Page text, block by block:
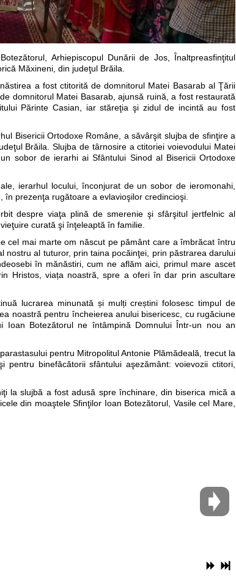
Arhiepiscopul Dunării de Jos, Înaltpreasfinţitul
Măxineni, din judeţul Brăila.
a fost ctitorită de domnitorul Matei Basarab al Ţării
domnitorul Matei Basarab, ajunsă ruină, a fost restaurată
Părinte Casian, iar stăreţia şi zidul de incintă au fost
Bisericii Ortodoxe Române, a săvârşit slujba de sfinţire a
Brăila. Slujba de târnosire a ctitoriei voievodului Matei
sobor de ierarhi ai Sfântului Sinod al Bisericii Ortodoxe
ierarhul locului, înconjurat de un sobor de ieromonahi,
în prezenţa rugătoare a evlavioşilor credincioşi.
despre viaţa plină de smerenie şi sfârşitul jertfelnic al
curată şi înţeleaptă în familie.
cel mai marte om născut pe pământ care a îmbrăcat întru
al tuturor, prin taina pocăinţei, prin păstrarea darului
în mănăstiri, cum ne aflăm aici, primul mare ascet
Hristos, viața noastră, spre a oferi în dar prin ascultare
lucrarea minunată și mulți creștini folosesc timpul de
noastră pentru încheierea anului bisericesc, cu rugăciune
Ioan Botezătorul ne întâmpină Domnului Într-un nou an
pentru Mitropolitul Antonie Plămădeală, trecut la
binefăcătorii sfântului aşezământ: voievozii ctitori,
la slujbă a fost adusă spre închinare, din biserica mică a
din moaştele Sfinţilor Ioan Botezătorul, Vasile cel Mare,